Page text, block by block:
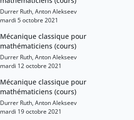
Durrer Ruth, Anton Alekseev
mardi 5 octobre 2021
Mécanique classique pour
mathématiciens (cours)
Durrer Ruth, Anton Alekseev
mardi 12 octobre 2021
Mécanique classique pour
mathématiciens (cours)
Durrer Ruth, Anton Alekseev
mardi 19 octobre 2021